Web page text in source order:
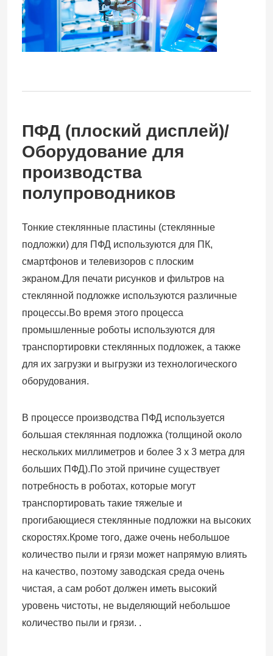
Электропитание робота
Обслуживание робота
Ручная машина для лазерной очистки
Сварочный аппарат Fronius
рука промышленного робота
ГСК Робот
Кавасаки Робот
ПФД (плоский дисплей)/
Оборудование для
производства
полупроводников
Тонкие стеклянные пластины (стеклянные
подложки) для ПФД используются для ПК,
смартфонов и телевизоров с плоским
экраном.Для печати рисунков и фильтров на
стеклянной подложке используются различные
процессы.Во время этого процесса
промышленные роботы используются для
транспортировки стеклянных подложек, а также
для их загрузки и выгрузки из технологического
оборудования.
В процессе производства ПФД используется
большая стеклянная подложка (толщиной около
нескольких миллиметров и более 3 х 3 метра для
больших ПФД).По этой причине существует
потребность в роботах, которые могут
транспортировать такие тяжелые и
прогибающиеся стеклянные подложки на высоких
скоростях.Кроме того, даже очень небольшое
количество пыли и грязи может напрямую влиять
на качество, поэтому заводская среда очень
чистая, а сам робот должен иметь высокий
уровень чистоты, не выделяющий небольшое
количество пыли и грязи. .